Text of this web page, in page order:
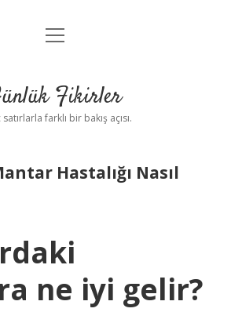
Anasayfa
Yasal Uyarı
menüyü
Fikirler
farklı bir bakış açısı.
Hastalığı Nasıl
ne iyi gelir?